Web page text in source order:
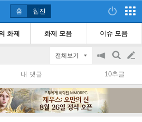
홈 웹진
화제 화제 모음 이슈 모음
전체보기
공
지
on/off
검
색
글
쓰
내 댓글 10추글